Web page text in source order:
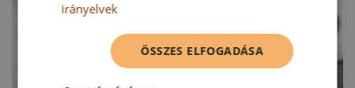
irányelvek
ÖSSZES ELFOGADÁSA